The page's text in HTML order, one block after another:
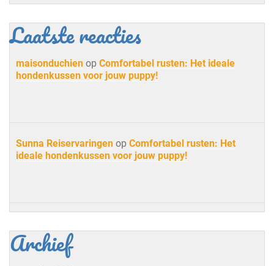
Laatste reacties
maisonduchien op Comfortabel rusten: Het ideale
hondenkussen voor jouw puppy!
Sunna Reiservaringen op Comfortabel rusten: Het
ideale hondenkussen voor jouw puppy!
Archief